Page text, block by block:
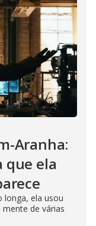
Aranha:
que ela
longa, ela usou
de várias